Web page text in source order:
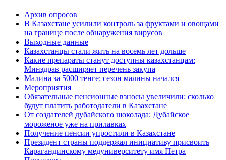
Архив опросов
В Казахстане усилили контроль за фруктами и овощами
на границе после обнаружения вирусов
Выходные данные
Казахстанцы стали жить на восемь лет дольше
Какие препараты станут доступны казахстанцам:
Минздрав расширяет перечень закупа
Малина за 5000 тенге: сезон малины начался
Мероприятия
Обязательные пенсионные взносы увеличили: сколько
будут платить работодатели в Казахстане
От создателей дубайского шоколада: Дубайское
мороженое уже на прилавках
Получение пенсии упростили в Казахстане
Президент страны поддержал инициативу присвоить
Карагандинскому медуниверситету имя Петра